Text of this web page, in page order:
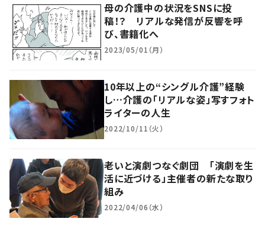
母の介護中の状況をSNSに投
稿！？ リアルな発信が反響を呼
び、書籍化へ
2023/05/01（月）
10年以上の“シングル介護”経験
し…介護の「リアルな姿」写すフォト
ライターの人生
2022/10/11（火）
老いと演劇つなぐ劇団 「演劇を生
活に近づける」主催者の新たな取り
組み
2022/04/06（水）